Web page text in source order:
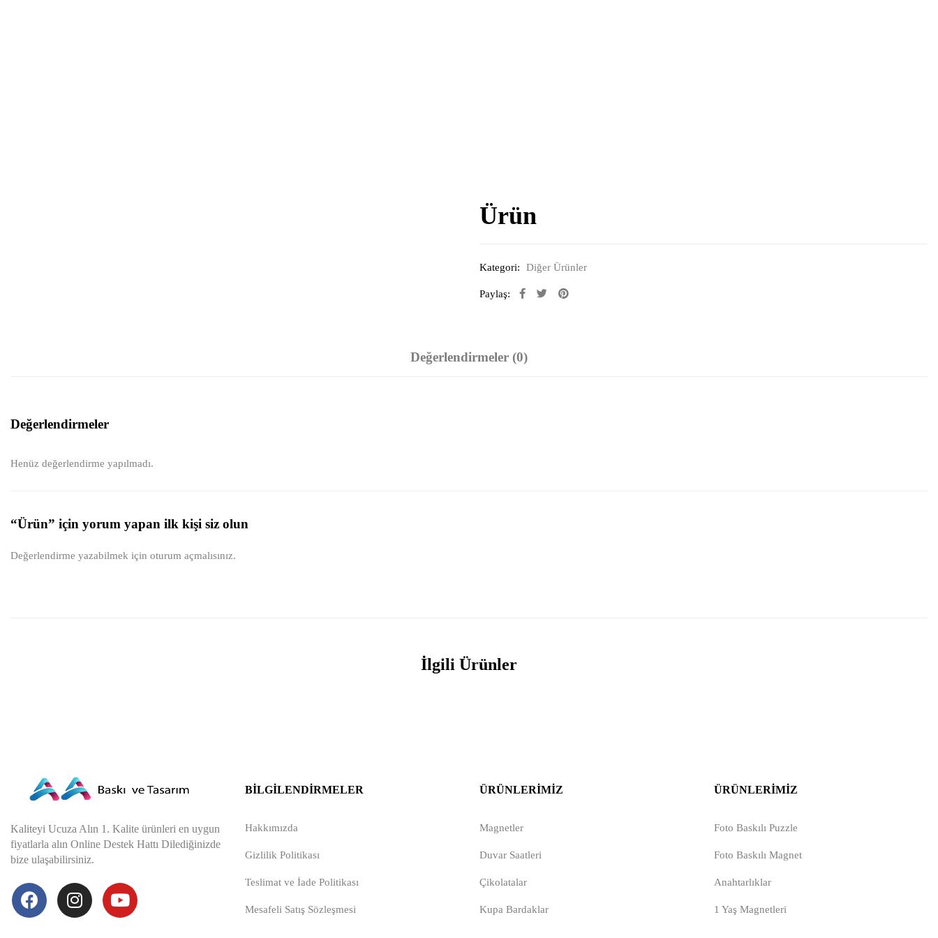
Ürün
Kategori: Diğer Ürünler
Paylaş:
Değerlendirmeler (0)
Değerlendirmeler
Henüz değerlendirme yapılmadı.
“Ürün” için yorum yapan ilk kişi siz olun
Değerlendirme yazabilmek için oturum açmalısınız.
İlgili Ürünler
Kaliteyi Ucuza Alın 1. Kalite ürünleri en uygun
fiyatlarla alın Online Destek Hattı Dilediğinizde
bize ulaşabilirsiniz.
BILGILENDIRMELER
Hakkımızda
Gizlilik Politikası
Teslimat ve İade Politikası
Mesafeli Satış Sözleşmesi
ÜRÜNLERIMIZ
Magnetler
Duvar Saatleri
Çikolatalar
Kupa Bardaklar
ÜRÜNLERIMIZ
Foto Baskılı Puzzle
Foto Baskılı Magnet
Anahtarlıklar
1 Yaş Magnetleri